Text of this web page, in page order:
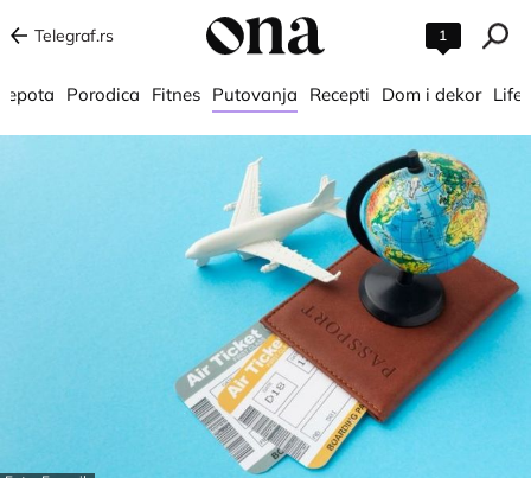
Telegraf.rs 1
Porodica Fitnes Putovanja Recepti Dom i dekor